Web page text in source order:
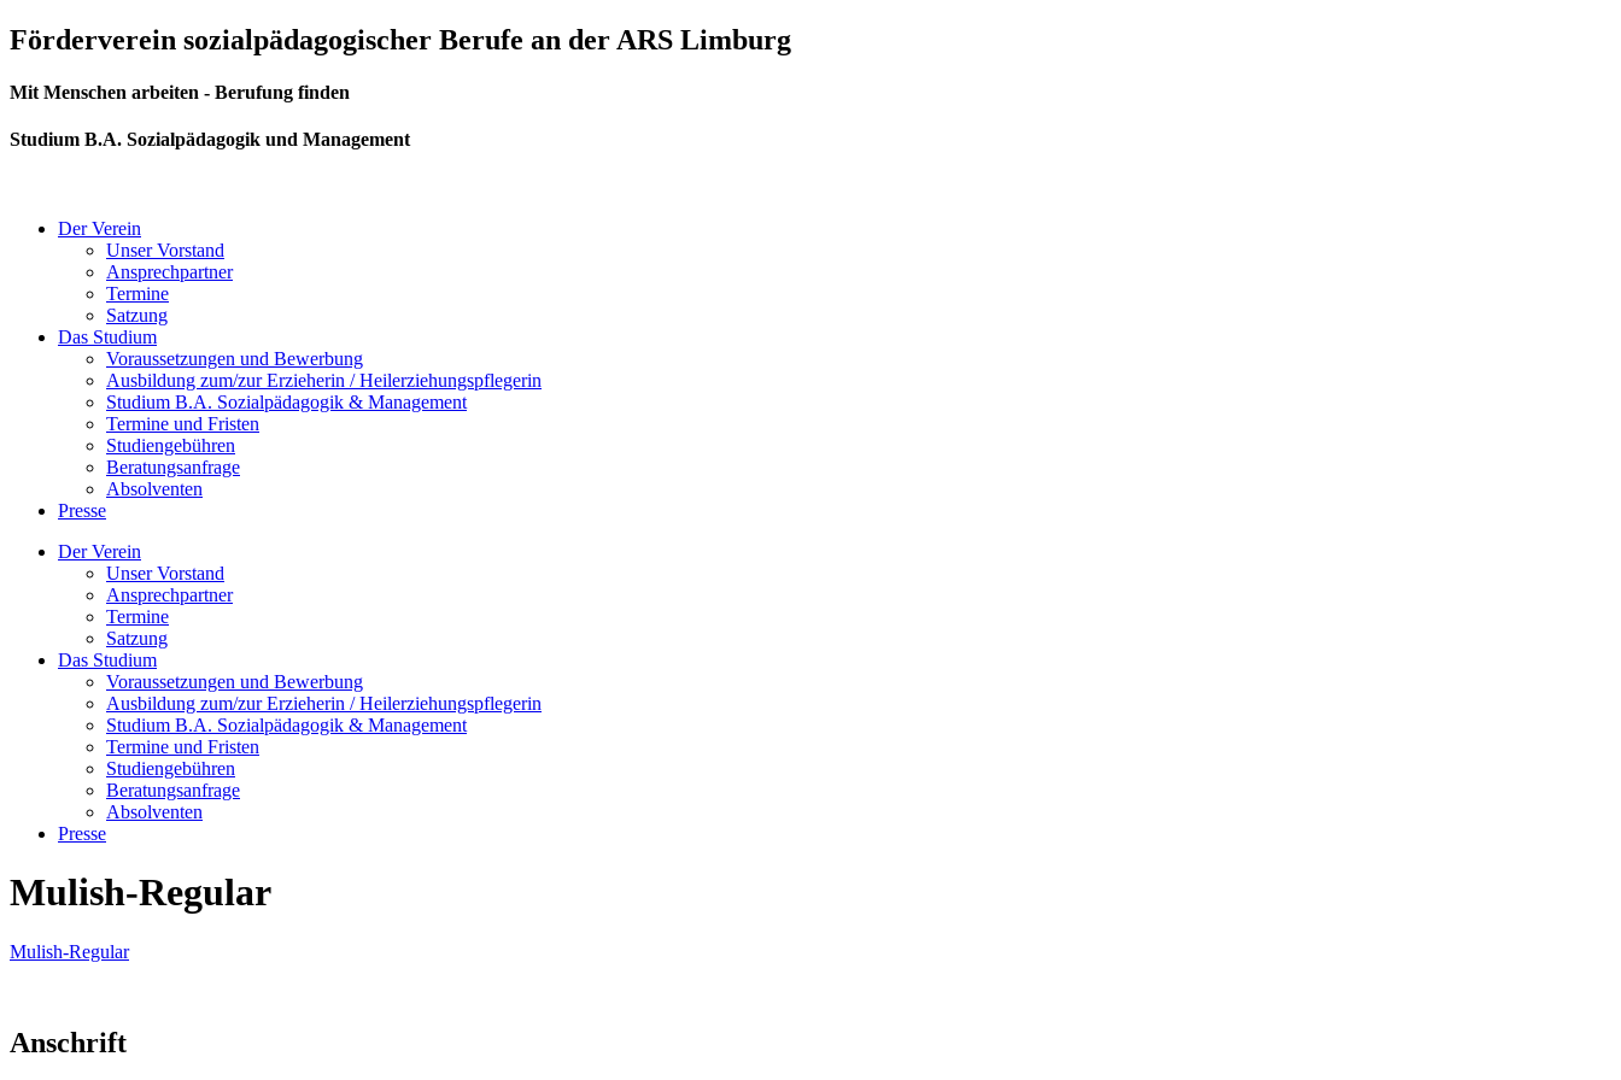
Zum
Inhalt
Förderverein sozialpädagogischer Berufe an der ARS Limburg
Mit Menschen arbeiten - Berufung finden
Studium B.A. Sozialpädagogik und Management
Der Verein
Unser Vorstand
Ansprechpartner
Termine
Satzung
Das Studium
Voraussetzungen und Bewerbung
Ausbildung zum/zur Erzieherin / Heilerziehungspflegerin
Studium B.A. Sozialpädagogik & Management
Termine und Fristen
Studiengebühren
Beratungsanfrage
Absolventen
Presse
Der Verein
Unser Vorstand
Ansprechpartner
Termine
Satzung
Das Studium
Voraussetzungen und Bewerbung
Ausbildung zum/zur Erzieherin / Heilerziehungspflegerin
Studium B.A. Sozialpädagogik & Management
Termine und Fristen
Studiengebühren
Beratungsanfrage
Absolventen
Presse
Mulish-Regular
Mulish-Regular
Anschrift